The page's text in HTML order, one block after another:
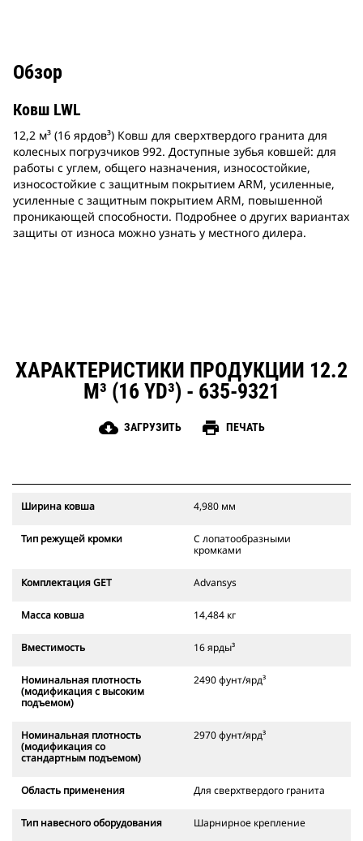
Обзор
Ковш LWL
12,2 м³ (16 ярдов³) Ковш для сверхтвердого гранита для
колесных погрузчиков 992. Доступные зубья ковшей: для
работы с углем, общего назначения, износостойкие,
износостойкие с защитным покрытием ARM, усиленные,
усиленные с защитным покрытием ARM, повышенной
проникающей способности. Подробнее о других вариантах
защиты от износа можно узнать у местного дилера.
ХАРАКТЕРИСТИКИ ПРОДУКЦИИ 12.2
M³ (16 YD³) - 635-9321
cloud_download ЗАГРУЗИТЬ print ПЕЧАТЬ
Ширина ковша 4,980 мм
Тип режущей кромки
С лопатообразными
кромками
Комплектация GET Advansys
Масса ковша 14,484 кг
Вместимость 16 ярды³
Номинальная плотность
(модификация с высоким
подъемом)
2490 фунт/ярд³
Номинальная плотность
(модификация со
стандартным подъемом)
2970 фунт/ярд³
Область применения Для сверхтвердого гранита
Тип навесного оборудования Шарнирное крепление